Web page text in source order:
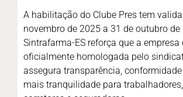
A habilitação do Clube Pres tem
novembro de 2025 a 31 de outubro de
Sintrafarma-ES reforça que a empresa
oficialmente homologada pelo
assegura transparência,
mais tranquilidade para